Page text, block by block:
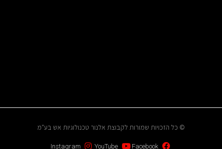
© כל הזכויות שמורות לקבוצת אלנור טכנולוגיות אש בע"מ
Facebook
YouTube
Instagram